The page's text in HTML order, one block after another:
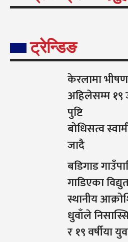
ट्रेन्डिङ
केरलामा भीषण
अहिलेसम्म १९
पुष्टि
बोधिसत्व
जादै
बडिगाड
गाडिएका
स्थानीय
धुवाँले
र १९ वर्षीया